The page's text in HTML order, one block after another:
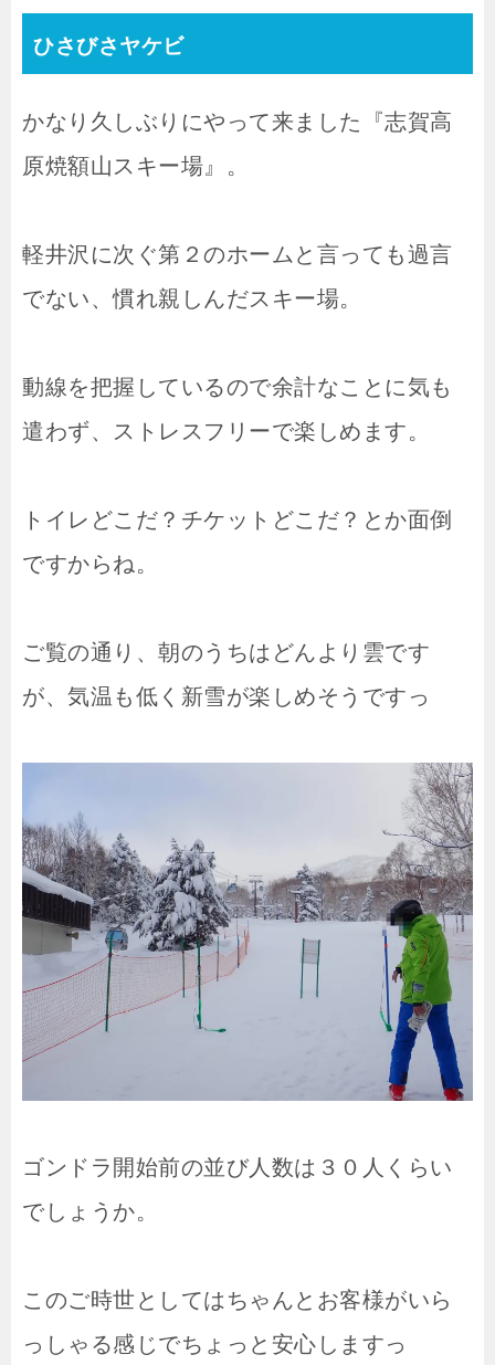
ひさびさヤケビ
かなり久しぶりにやって来ました『志賀高
原焼額山スキー場』。
軽井沢に次ぐ第２のホームと言っても過言
でない、慣れ親しんだスキー場。
動線を把握しているので余計なことに気も
遣わず、ストレスフリーで楽しめます。
トイレどこだ？チケットどこだ？とか面倒
ですからね。
ご覧の通り、朝のうちはどんより雲です
が、気温も低く新雪が楽しめそうですっ
ゴンドラ開始前の並び人数は３０人くらい
でしょうか。
このご時世としてはちゃんとお客様がいら
っしゃる感じでちょっと安心しますっ